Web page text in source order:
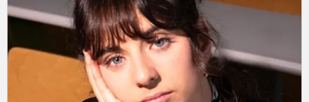
Tels des oiseaux migrateurs à partir du lundi 16 décembre
2024 retrouvez nos rubriquesCoup de cœur
non plus ici (sur radiofrance.com) mais là, à savoir sur la
plateforme